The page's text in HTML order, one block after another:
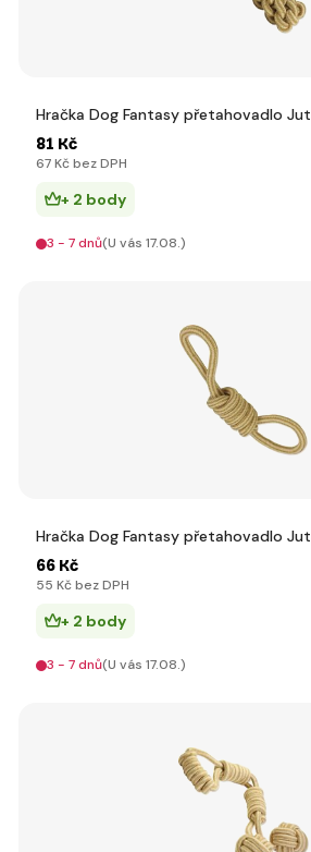
Hračka Dog Fantasy přetahovadlo
81 Kč
67 Kč bez DPH
+ 2 body
3 - 7 dnů(U vás 17.08.)
Hračka Dog Fantasy přetahovadlo
66 Kč
55 Kč bez DPH
+ 2 body
3 - 7 dnů(U vás 17.08.)